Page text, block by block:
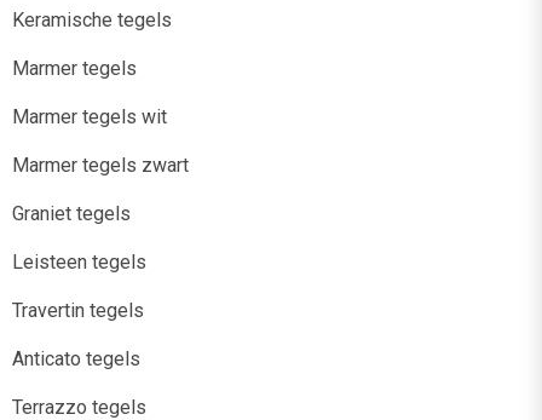
Keramische tegels
Marmer tegels
Marmer tegels wit
Marmer tegels zwart
Graniet tegels
Leisteen tegels
Travertin tegels
Anticato tegels
Terrazzo tegels